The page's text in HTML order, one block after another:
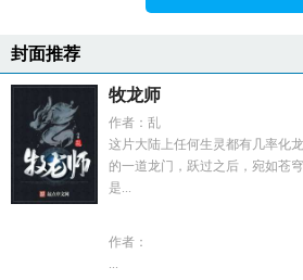
封面推荐
牧龙师
作者：乱
这片大陆上任何生灵都有几率
的一道龙门，跃过之后，宛如
是...
作者：
...